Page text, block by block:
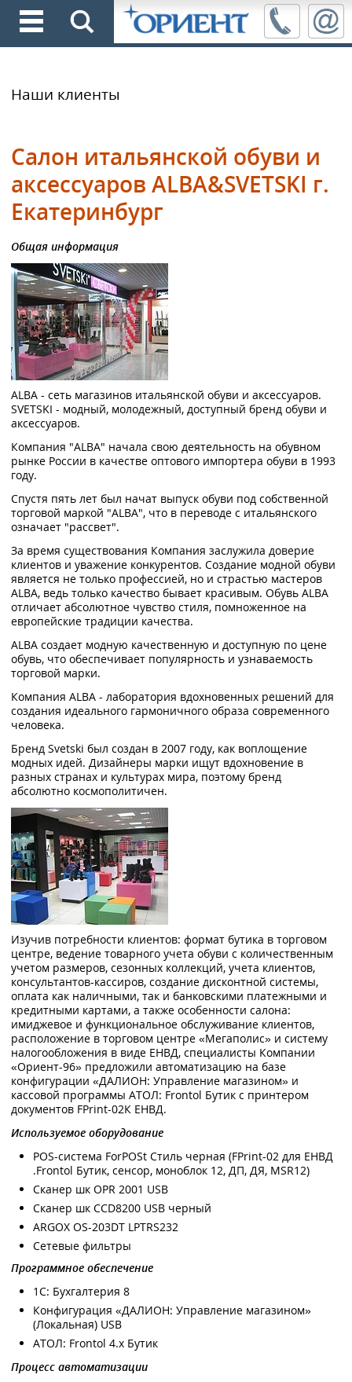
Наши клиенты
Салон итальянской обуви и
аксессуаров ALBA&SVETSKI г.
Екатеринбург
Общая информация
ALBA - cеть магазинов итальянской обуви и аксессуаров.
SVETSKI - модный, молодежный, доступный бренд обуви и
аксессуаров.
Компания "ALBA" начала свою деятельность на обувном
рынке России в качестве оптового импортера обуви в 1993
году.
Спустя пять лет был начат выпуск обуви под собственной
торговой маркой "ALBA", что в переводе с итальянского
означает "рассвет".
За время существования Компания заслужила доверие
клиентов и уважение конкурентов. Создание модной обуви
является не только профессией, но и страстью мастеров
ALBA, ведь только качество бывает красивым. Обувь ALBA
отличает абсолютное чувство стиля, помноженное на
европейские традиции качества.
ALBA создает модную качественную и доступную по цене
обувь, что обеспечивает популярность и узнаваемость
торговой марки.
Компания ALBA - лаборатория вдохновенных решений для
создания идеального гармоничного образа современного
человека.
Бренд Svetski был создан в 2007 году, как воплощение
модных идей. Дизайнеры марки ищут вдохновение в
разных странах и культурах мира, поэтому бренд
абсолютно космополитичен.
Изучив потребности клиентов: формат бутика в торговом
центре, ведение товарного учета обуви с количественным
учетом размеров, сезонных коллекций, учета клиентов,
консультантов-кассиров, создание дисконтной системы,
оплата как наличными, так и банковскими платежными и
кредитными картами, а также особенности салона:
имиджевое и функциональное обслуживание клиентов,
расположение в торговом центре «Мегаполис» и систему
налогообложения в виде ЕНВД, специалисты Компании
«Ориент-96» предложили автоматизацию на базе
конфигурации «ДАЛИОН: Управление магазином» и
кассовой программы АТОЛ: Frontol Бутик c принтером
документов FPrint-02К ЕНВД.
Используемое оборудование
POS-система ForPOSt Стиль черная (FPrint-02 для ЕНВД
.Frontol Бутик, сенсор, моноблок 12, ДП, ДЯ, MSR12)
Сканер шк OPR 2001 USB
Сканер шк CCD8200 USB черный
ARGOX OS-203DT LPTRS232
Сетевые фильтры
Программное обеспечение
1С: Бухгалтерия 8
Конфигурация «ДАЛИОН: Управление магазином»
(Локальная) USB
АТОЛ: Frontol 4.х Бутик
Процесс автоматизации